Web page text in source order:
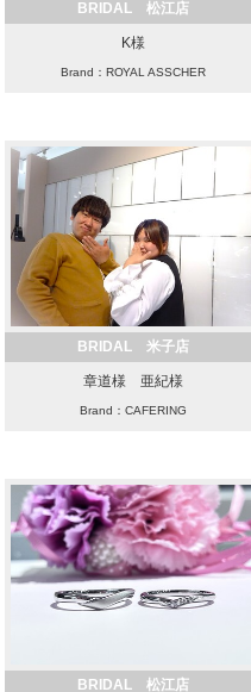
BRIDAL 松江店
K様
Brand：ROYAL ASSCHER
BRIDAL 米子店
章道様 亜紀様
Brand：CAFERING
BRIDAL 松江店